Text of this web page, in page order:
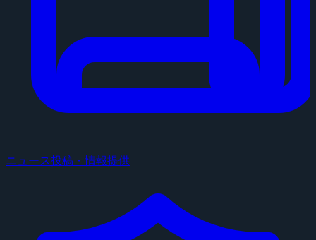
ニュース投稿・情報提供